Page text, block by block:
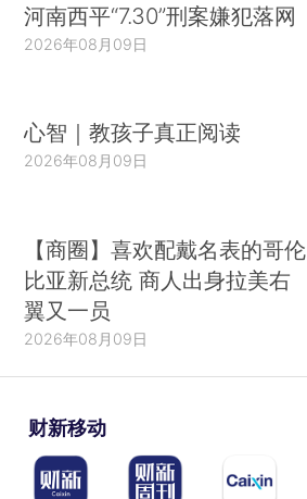
河南西平“7.30”刑案嫌犯落网
2026年08月09日
心智｜教孩子真正阅读
2026年08月09日
【商圈】喜欢配戴名表的哥伦
比亚新总统 商人出身拉美右
翼又一员
2026年08月09日
财新移动